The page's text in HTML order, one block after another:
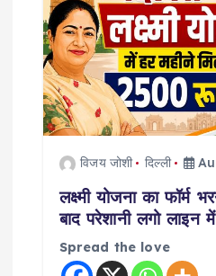
g
a
t
विजय जोशी दिल्ली
लक्ष्मी योजना का फॉर्म
बाद परेशानी लगो लाइन में
Spread the love